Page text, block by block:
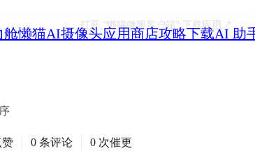
舱懒猫AI摄像头应用商店攻略下载AI 助
打开 “懒猫微服客户端”下载应用
赞 0 条评论 0 次催更